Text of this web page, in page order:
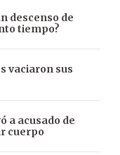
descenso de
tiempo?
vaciaron sus
a acusado de
cuerpo